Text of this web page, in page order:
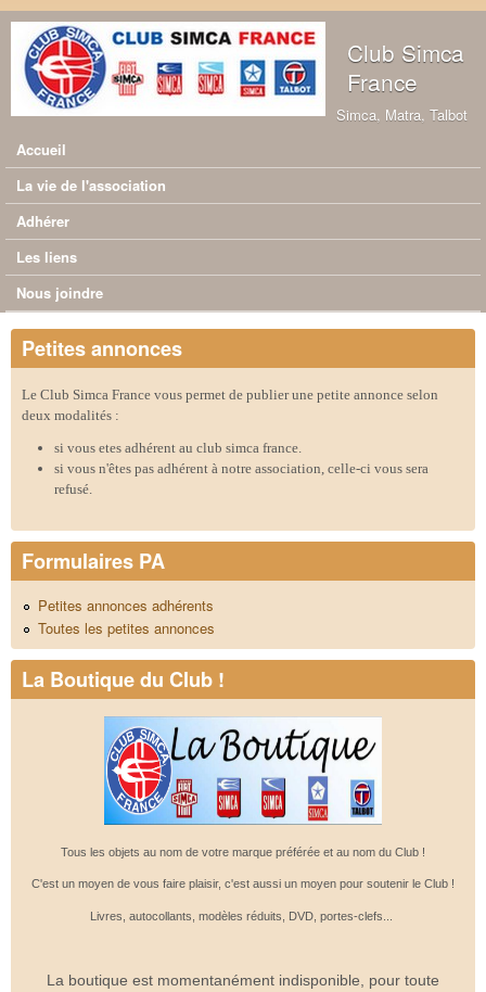
Aller au contenu principal
Club Simca
France
Simca, Matra, Talbot
Menu principal
Accueil
La vie de l'association
Adhérer
Les liens
Nous joindre
Petites annonces
Le Club Simca France vous permet de publier une petite annonce selon
deux modalités :
si vous etes adhérent au club simca france.
si vous n'êtes pas adhérent à notre association, celle-ci vous sera
refusé.
Formulaires PA
Petites annonces adhérents
Toutes les petites annonces
La Boutique du Club !
Tous les objets au nom de votre marque préférée et au nom du Club !
C'est un moyen de vous faire plaisir, c'est aussi un moyen pour soutenir le Club !
Livres, autocollants, modèles réduits, DVD, portes-clefs...
La boutique est momentanément indisponible, pour toute